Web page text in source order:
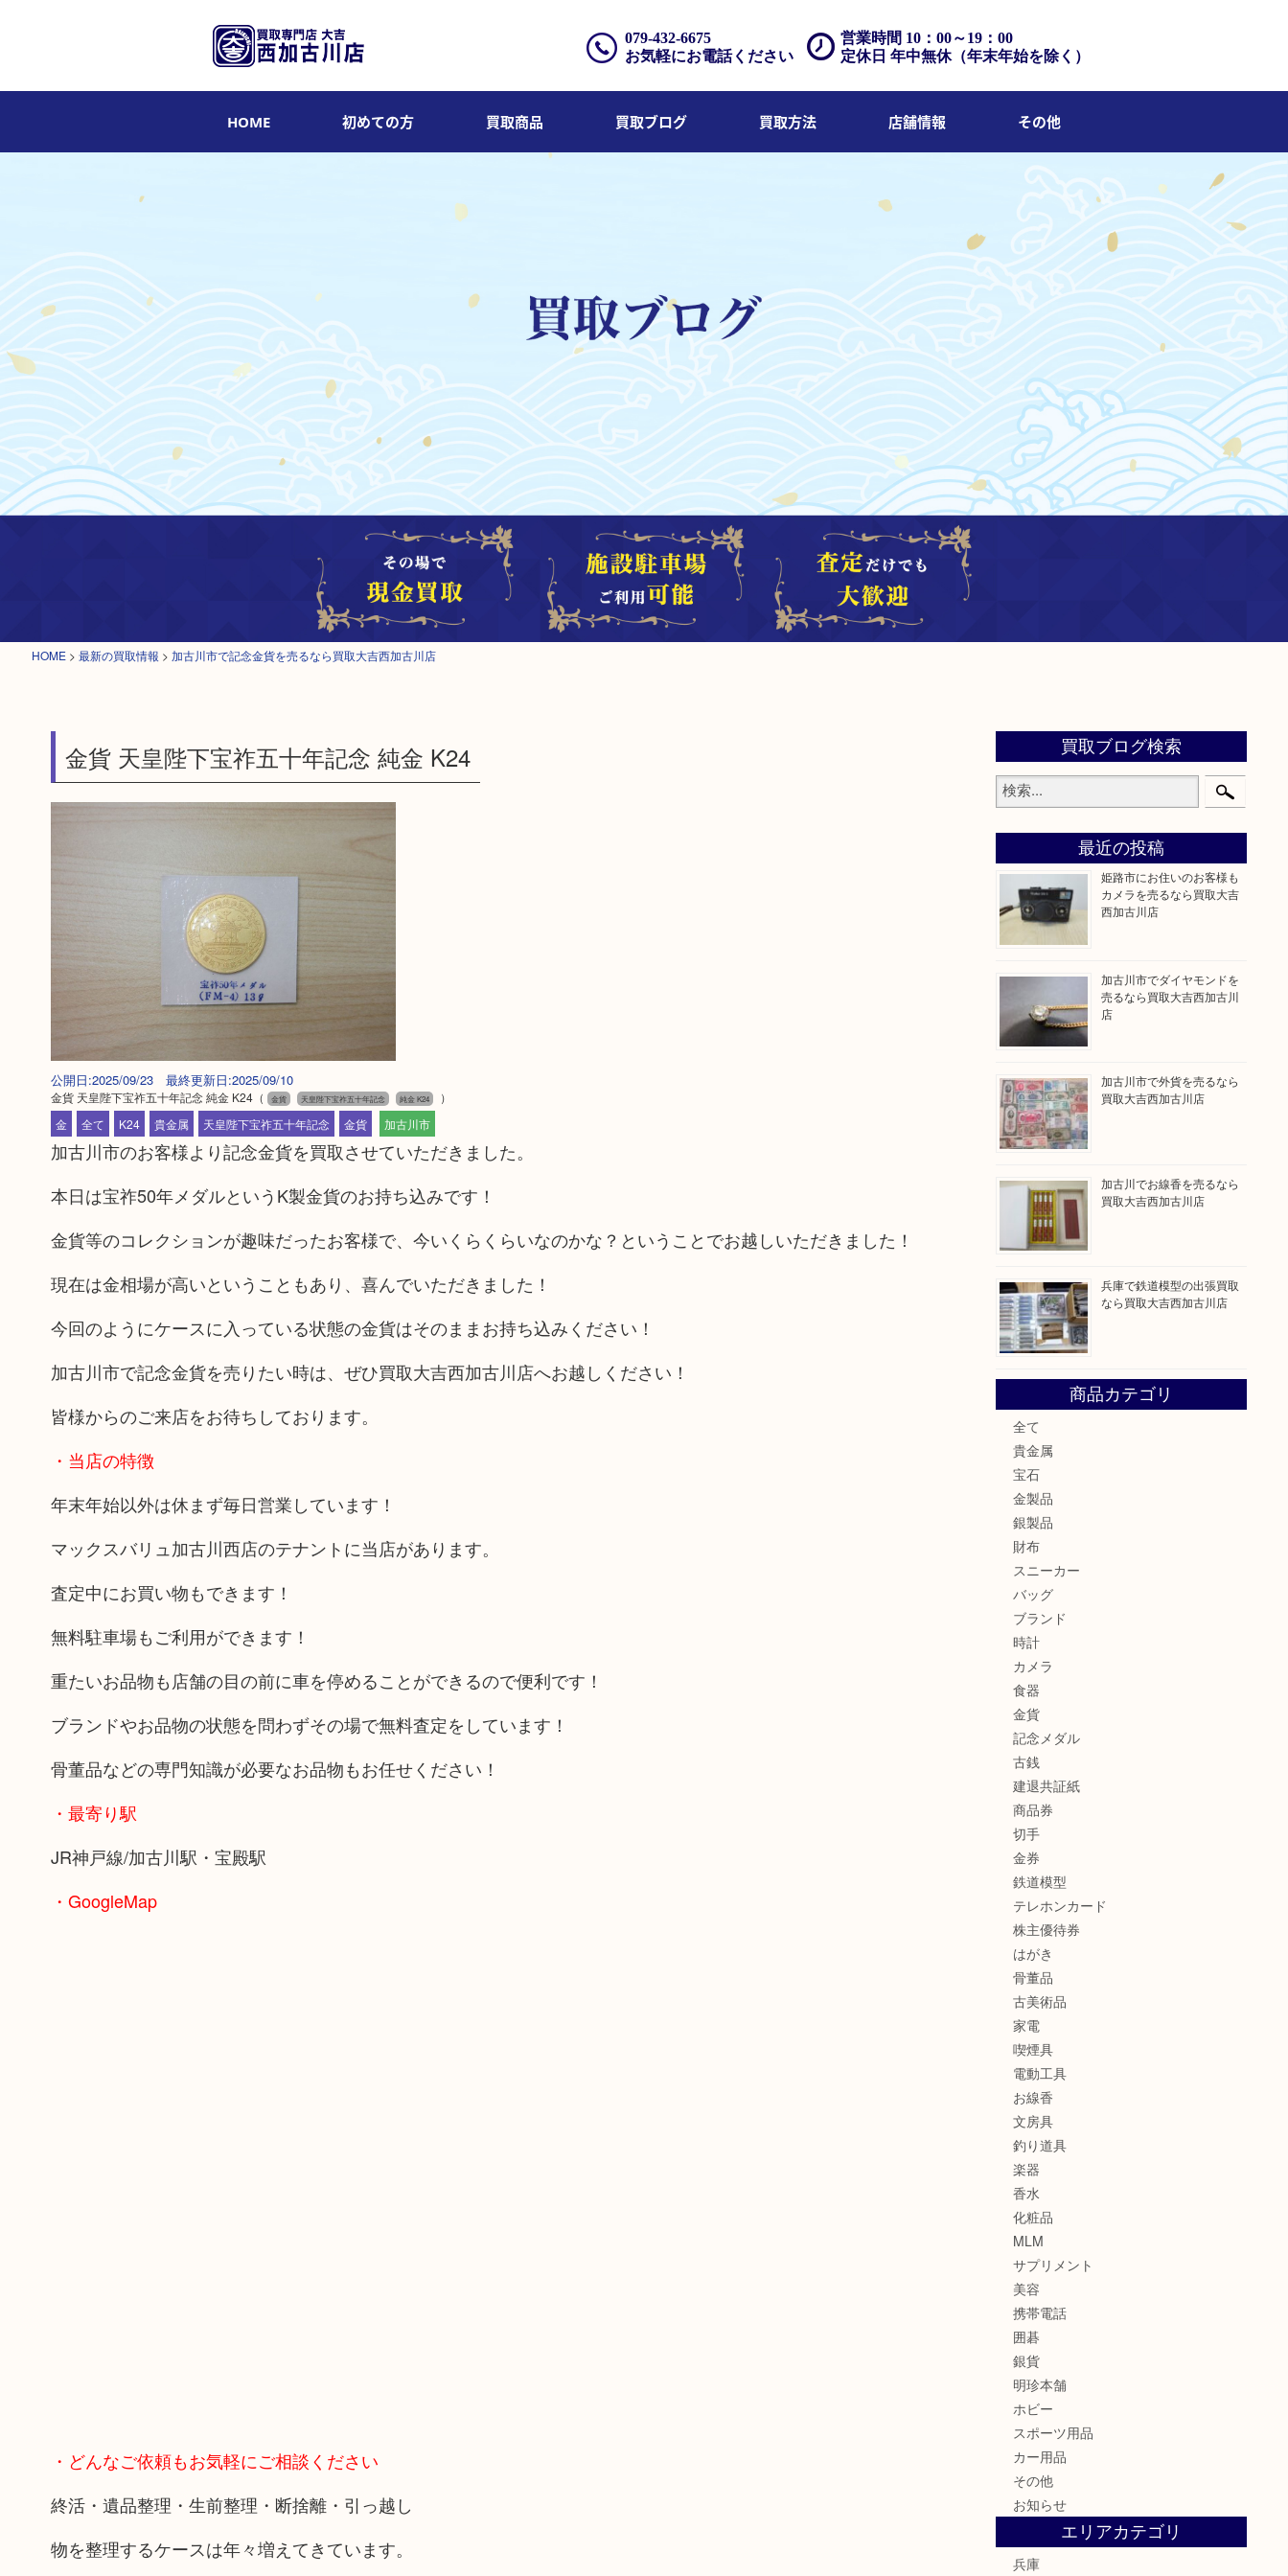
営業時間 10：00～19：00
定休日 年中無休（年末年始を除く）
079-432-6675
お気軽にお電話ください
HOME 初めての方 買取商品 買取ブログ 買取方法 店舗情報 その他
HOME > 最新の買取情報 > 加古川市で記念金貨を売るなら買取大吉西加古川店
金貨 天皇陛下宝祚五十年記念 純金 K24
公開日:2025/09/23 最終更新日:2025/09/10
金貨 天皇陛下宝祚五十年記念 純金 K24（ 金貨 天皇陛下宝祚五十年記念 純金 K24
）
金
全て K24 貴金属 天皇陛下宝祚五十年記念 金貨 加古川市
加古川市のお客様より記念金貨を買取させていただきました。
本日は宝祚50年メダルというK製金貨のお持ち込みです！
金貨等のコレクションが趣味だったお客様で、今いくらくらいなのかな？ということでお越しいただきました！
現在は金相場が高いということもあり、喜んでいただきました！
今回のようにケースに入っている状態の金貨はそのままお持ち込みください！
加古川市で記念金貨を売りたい時は、ぜひ買取大吉西加古川店へお越しください！
皆様からのご来店をお待ちしております。
・当店の特徴
年末年始以外は休まず毎日営業しています！
マックスバリュ加古川西店のテナントに当店があります。
査定中にお買い物もできます！
無料駐車場もご利用ができます！
重たいお品物も店舗の目の前に車を停めることができるので便利です！
ブランドやお品物の状態を問わずその場で無料査定をしています！
骨董品などの専門知識が必要なお品物もお任せください！
・最寄り駅
JR神戸線/加古川駅・宝殿駅
・GoogleMap
・どんなご依頼もお気軽にご相談ください
終活・遺品整理・生前整理・断捨離・引っ越し
物を整理するケースは年々増えてきています。
買取ブログ検索
最近の投稿
姫路市にお住いのお客様も
カメラを売るなら買取大吉
西加古川店
加古川市でダイヤモンドを
売るなら買取大吉西加古川
店
加古川市で外貨を売るなら
買取大吉西加古川店
加古川でお線香を売るなら
買取大吉西加古川店
兵庫で鉄道模型の出張買取
なら買取大吉西加古川店
商品カテゴリ
全て
貴金属
宝石
金製品
銀製品
財布
スニーカー
バッグ
ブランド
時計
カメラ
食器
金貨
記念メダル
古銭
建退共証紙
商品券
切手
金券
鉄道模型
テレホンカード
株主優待券
はがき
骨董品
古美術品
家電
喫煙具
電動工具
お線香
文房具
釣り道具
楽器
香水
化粧品
MLM
サプリメント
美容
携帯電話
囲碁
銀貨
明珍本舗
ホビー
スポーツ用品
カー用品
その他
お知らせ
エリアカテゴリ
兵庫